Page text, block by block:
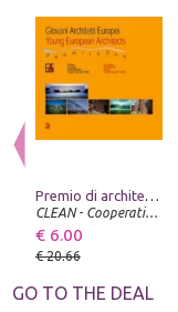
Premio di architettura. "Luigi Cosenza" 1990
CLEAN - Cooperativa Libraria Editrice Architettura Napoli
€ 6.00
€ 20.66
GO TO THE DEAL